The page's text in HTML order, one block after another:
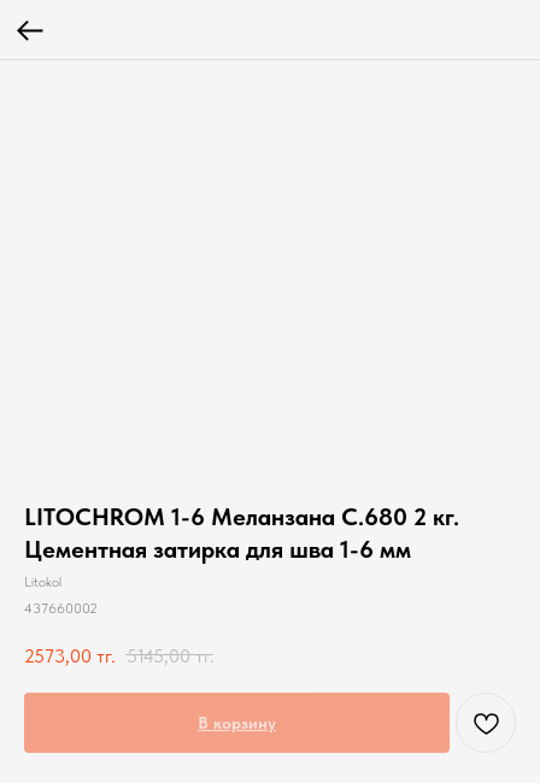
LITOCHROM 1-6 Меланзана C.680 2 кг.
Цементная затирка для шва 1-6 мм
Litokol
437660002
2573,00 тг. 5145,00 тг.
В корзину